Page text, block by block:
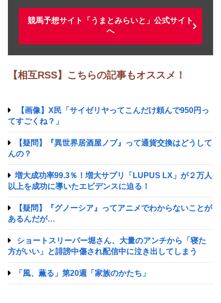
競馬予想サイト「うまとみらいと」公式サイト
へ
【相互RSS】こちらの記事もオススメ！
【画像】X民「サイゼリヤってこんだけ頼んで950円っ
てすごくね？」
【疑問】『異世界居酒屋ノブ』って通貨交換はどうして
んの？
増大成功率99.3％！増大サプリ「LUPUS LX」が２万人
以上を成功に導いたエビデンスに迫る！
【疑問】『グノーシア』ってアニメでわからないことが
あるんだが…
ショートスリーパー堀さん、大量のアンチから「寝た
方がいい」と誹謗中傷され配信中に泣き出してしまう
「風、薫る」第20週「家族のかたち」